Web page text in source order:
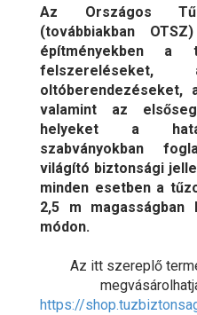
Az Országos
(továbbiakban
építményekben a
oltóberendezéseket,
valamint az
helyeket a
szabványokban
világító biztonsági
minden esetben a
2,5 m
módon.
Az itt szereplő
https://